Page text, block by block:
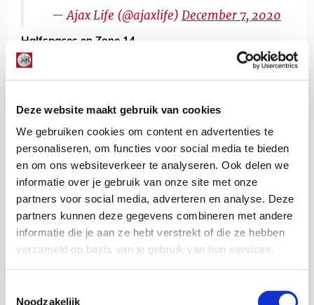
Deze website maakt gebruik van cookies
We gebruiken cookies om content en advertenties te
personaliseren, om functies voor social media te bieden
en om ons websiteverkeer te analyseren. Ook delen we
informatie over je gebruik van onze site met onze
partners voor social media, adverteren en analyse. Deze
partners kunnen deze gegevens combineren met andere
informatie die je aan ze hebt verstrekt of die ze hebben
verzameld op basis van je gebruik van hun services.
Noodzakelijk
— Ajax Life (@ajaxlife) December 7, 2020
Halfspaces en Zone 14
Het is dit keer razend interessant om te kijken naar de
verschillen tussen links en rechts. We doelen hier op de
14. Wat er in deze gebieden van het veld gebeurt,
vertelt iets over de kwaliteit van het spel. We hebben
geven dat Ajax vooral tot halve kansen kwam, dus er
ging iets niet goed.
Wat ging er precies niet goed? De linkerflank. Daar
kunnen we vrij duidelijk over zijn. Het was veelzeggend
dat Promes naar de kant werd gehaald. En ook terecht.
Het is eventjes niet zo leuk Promes aan het werk te zien.
Zelfs een tikje pijnlijk. Hier stond een speler die niet
alleen worstelt met zijn vorm, maar ook met zijn
van Twente te benutten, sprong er een bal van Promes'